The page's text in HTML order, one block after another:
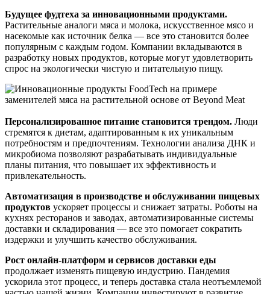
Будущее фудтеха за инновационными продуктами.
Растительные аналоги мяса и молока, искусственное мясо и
насекомые как источник белка — все это становится более
популярным с каждым годом. Компании вкладываются в
разработку новых продуктов, которые могут удовлетворить
спрос на экологически чистую и питательную пищу.
Персонализированное питание становится трендом. Люди
стремятся к диетам, адаптированным к их уникальным
потребностям и предпочтениям. Технологии анализа ДНК и
микробиома позволяют разрабатывать индивидуальные
планы питания, что повышает их эффективность и
привлекательность.
Автоматизация в производстве и обслуживании пищевых
продуктов ускоряет процессы и снижает затраты. Роботы на
кухнях ресторанов и заводах, автоматизированные системы
доставки и складирования — все это помогает сократить
издержки и улучшить качество обслуживания.
Рост онлайн-платформ и сервисов доставки еды
продолжает изменять пищевую индустрию. Пандемия
ускорила этот процесс, и теперь доставка стала неотъемлемой